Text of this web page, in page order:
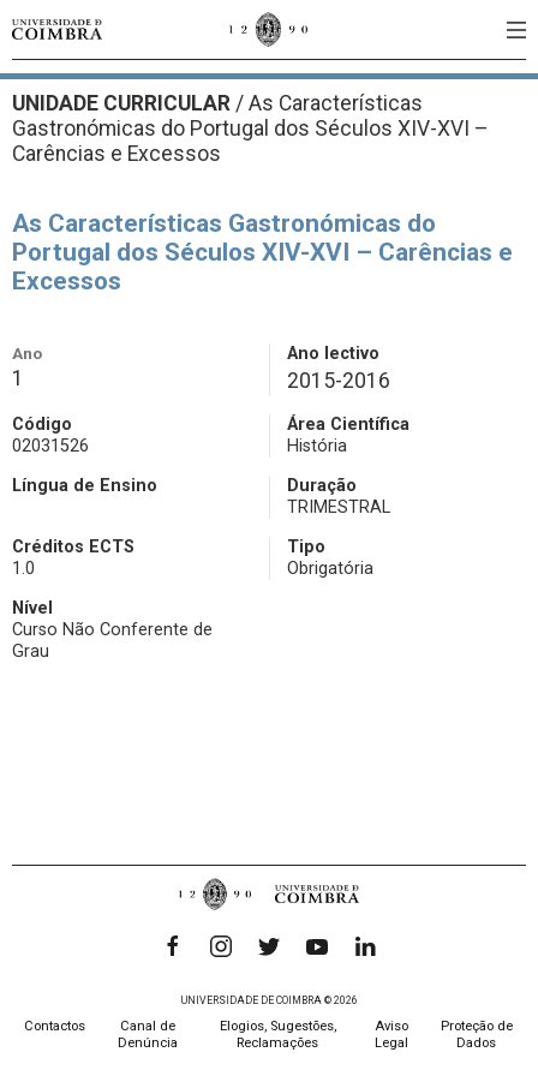
UNIDADE CURRICULAR / As Características
Gastronómicas do Portugal dos Séculos XIV-XVI –
Carências e Excessos
As Características Gastronómicas do
Portugal dos Séculos XIV-XVI – Carências e
Excessos
Ano
1
Ano lectivo
2015-2016
Código
02031526
Área Científica
História
Língua de Ensino
Duração
TRIMESTRAL
Créditos ECTS
1.0
Tipo
Obrigatória
Nível
Curso Não Conferente de
Grau
UNIVERSIDADE DE COIMBRA © 2026
Contactos
Canal de
Denúncia
Elogios, Sugestões,
Reclamações
Aviso
Legal
Proteção de
Dados